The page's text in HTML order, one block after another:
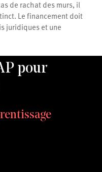
de rachat des murs, il
Le financement doit
juridiques et une
pour